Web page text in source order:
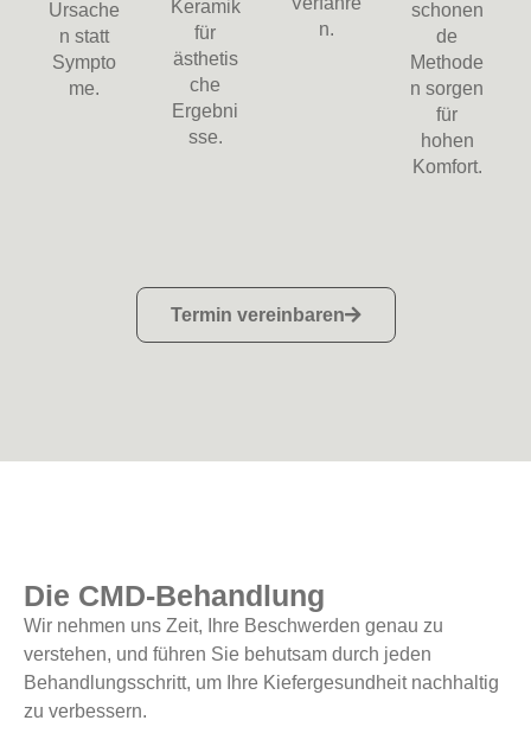
Termin vereinbaren
Die CMD-Behandlung
Wir nehmen uns Zeit, Ihre Beschwerden genau zu
verstehen, und führen Sie behutsam durch jeden
Behandlungsschritt, um Ihre Kiefergesundheit nachhaltig
zu verbessern.